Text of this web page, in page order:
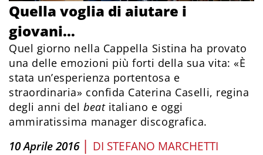
Quella voglia di aiutare i
giovani…
Quel giorno nella Cappella Sistina ha provato
una delle emozioni più forti della sua vita: «È
stata un’esperienza portentosa e
straordinaria» confida Caterina Caselli, regina
degli anni delbeatitaliano e oggi
ammiratissima manager discografica.
10 Aprile 2016 | DI STEFANO MARCHETTI